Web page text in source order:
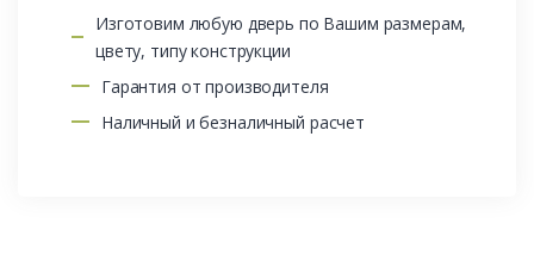
Изготовим любую дверь по Вашим размерам,
цвету, типу конструкции
Гарантия от производителя
Наличный и безналичный расчет